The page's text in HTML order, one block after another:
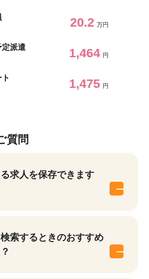
20.2 万円
定派遣
1,464 円
1,475 円
質問
求人を保存できます
索するときのおすすめ